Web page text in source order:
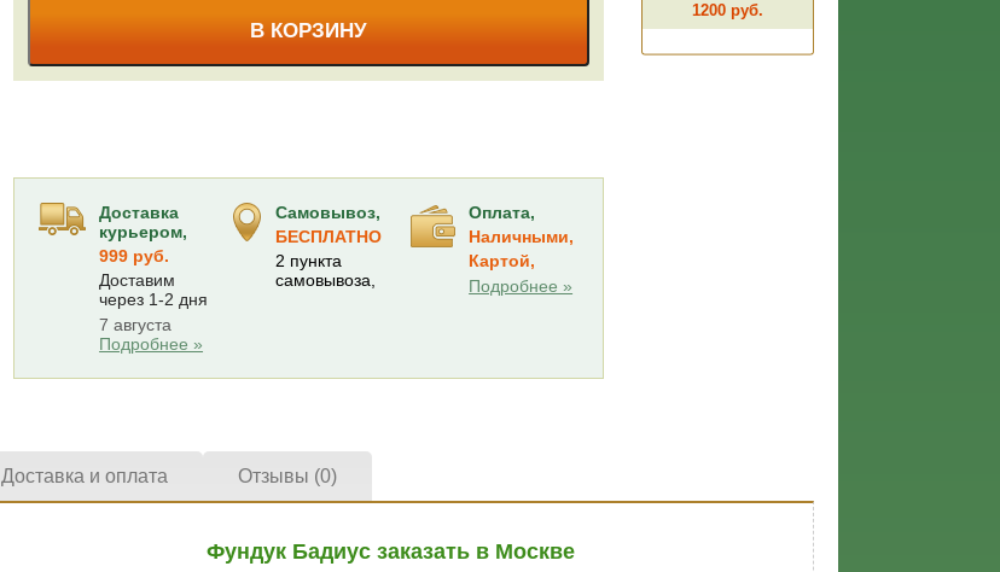
1200 руб.
В КОРЗИНУ
Доставка
курьером,
999 руб.
Доставим
через 1-2 дня
7 августа
Подробнее »
Самовывоз,
БЕСПЛАТНО
2 пункта
самовывоза,
Оплата,
Наличными,
Картой,
Подробнее »
Доставка и оплата Отзывы (0)
Фундук Бадиус заказать в Москве